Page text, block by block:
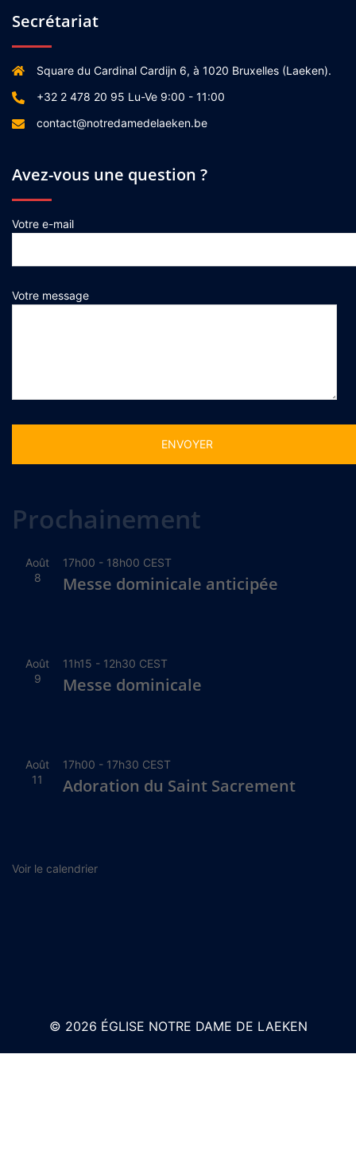
Secrétariat
Square du Cardinal Cardijn 6, à 1020 Bruxelles (Laeken).
+32 2 478 20 95 Lu-Ve 9:00 - 11:00
contact@notredamedelaeken.be
Avez-vous une question ?
Votre e-mail
Votre message
Prochainement
Août
8
17h00 - 18h00 CEST
Messe dominicale anticipée
Août
9
11h15 - 12h30 CEST
Messe dominicale
Août
11
17h00 - 17h30 CEST
Adoration du Saint Sacrement
Voir le calendrier
© 2026 ÉGLISE NOTRE DAME DE LAEKEN